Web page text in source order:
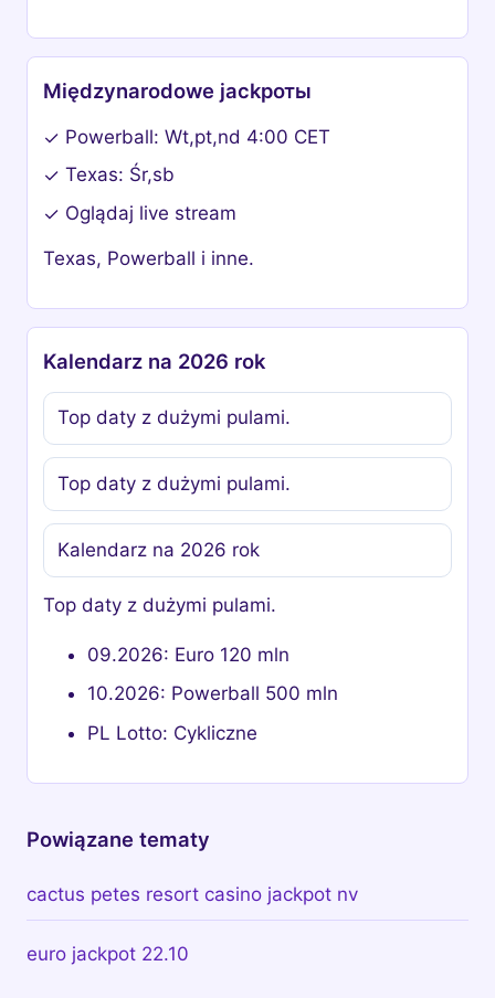
Międzynarodowe jackpоты
✓ Powerball: Wt,pt,nd 4:00 CET
✓ Texas: Śr,sb
✓ Oglądaj live stream
Texas, Powerball i inne.
Kalendarz na 2026 rok
Top daty z dużymi pulami.
Top daty z dużymi pulami.
Kalendarz na 2026 rok
Top daty z dużymi pulami.
09.2026: Euro 120 mln
10.2026: Powerball 500 mln
PL Lotto: Cykliczne
Powiązane tematy
cactus petes resort casino jackpot nv
euro jackpot 22.10